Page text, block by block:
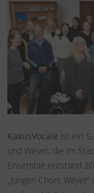
KakusVocale ist ein
und Weyer, die im
Ensemble entstand
„Jungen Chors